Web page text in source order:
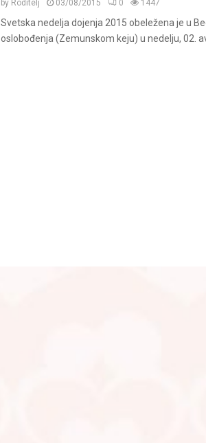
by Roditelj 03/08/2015 0 1447
Svetska nedelja dojenja 2015 obeležena je u
oslobođenja (Zemunskom keju) u nedelju, 02.